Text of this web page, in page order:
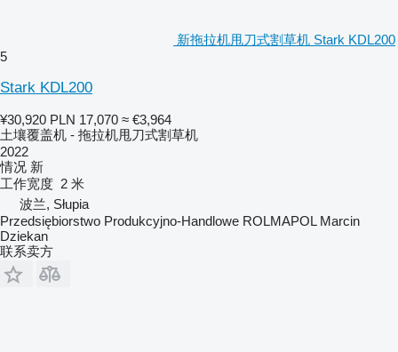
新拖拉机甩刀式割草机 Stark KDL200
5
Stark KDL200
¥30,920 PLN 17,070 ≈ €3,964
土壤覆盖机 - 拖拉机甩刀式割草机
2022
情况 新
工作宽度 2 米
波兰, Słupia
Przedsiębiorstwo Produkcyjno-Handlowe ROLMAPOL Marcin
Dziekan
联系卖方